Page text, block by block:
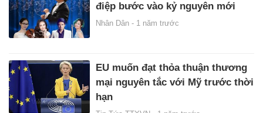
điệp bước vào kỷ nguyên mới
Nhân Dân - 1 năm trước
EU muốn đạt thỏa thuận thương
mại nguyên tắc với Mỹ trước thời
hạn